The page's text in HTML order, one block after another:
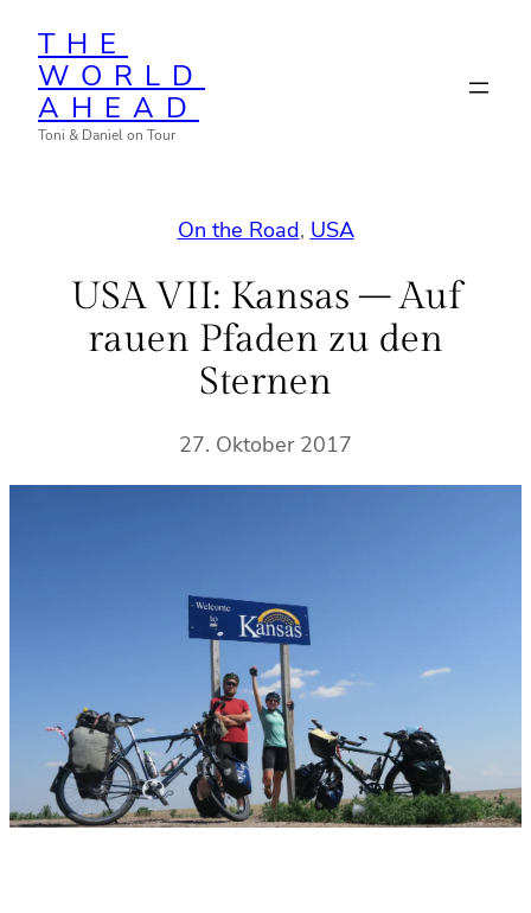
Inhalt
springen
THE
WORLD
AHEAD
Toni & Daniel on Tour
On the Road, USA
USA VII: Kansas – Auf
rauen Pfaden zu den
Sternen
27. Oktober 2017